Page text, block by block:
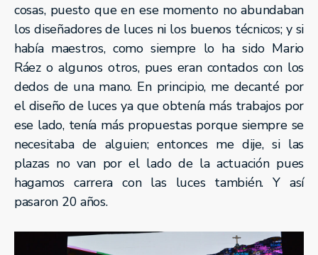
cosas, puesto que en ese momento no abundaban
los diseñadores de luces ni los buenos técnicos; y si
había maestros, como siempre lo ha sido Mario
Ráez o algunos otros, pues eran contados con los
dedos de una mano. En principio, me decanté por
el diseño de luces ya que obtenía más trabajos por
ese lado, tenía más propuestas porque siempre se
necesitaba de alguien; entonces me dije, si las
plazas no van por el lado de la actuación pues
hagamos carrera con las luces también. Y así
pasaron 20 años.